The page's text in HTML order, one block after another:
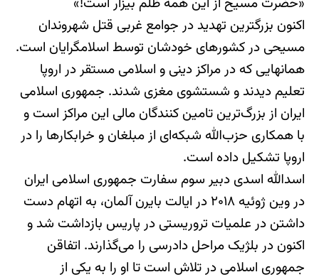
«حضرت مسیح از این همه ظلم بیزار است!»
اکنون بزرگترین تهدید در جوامع غربی قتل شهروندان
مسیحی در کشورهای خودشان توسط اسلامگرایان است.
همانهایی که در مراکز دینی و اسلامی مستقر در اروپا
تعلیم دیدند و شستشوی مغزی شدند. جمهوری اسلامی
ایران از بزرگ‌ترین تامین کنندگان مالی این مراکز است و
با همکاری حزب‌الله شبکه‌ای از مبلغان و خرابکارها را در
اروپا تشکیل داده است.
اسدالله اسدی دبیر سوم سفارت جمهوری اسلامی ایران
در وین ژوئیه ۲۰۱۸ در ایالت بایرن آلمان، به اتهام دست
داشتن در علمیات تروریستی در پاریس بازداشت شد و
اکنون در بلژیک مراحل دادرسی را می‌گذارند. اتفاقن
جمهوری اسلامی در تلاش است تا او را به یکی از